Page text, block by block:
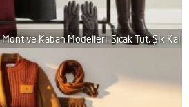
ve Kaban Modelleri: Sıcak Tut, Şık Kal